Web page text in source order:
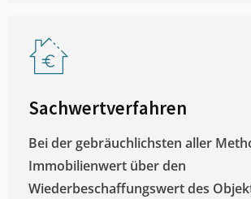
Sachwertverfahren
Bei der gebräuchlichsten aller
Immobilienwert über den
Wiederbeschaffungswert des